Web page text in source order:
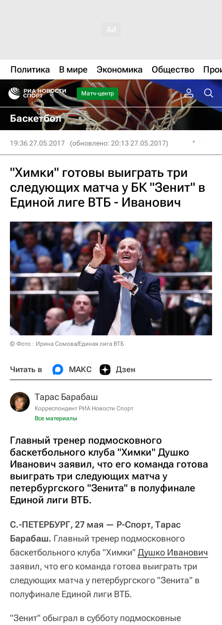
Политика В мире Экономика Общество
Матч-центр
Баскетбол
19:36 27.05.2017 (обновлено: 20:13 27.05.2017)
"Химки" готовы выиграть три
следующих матча у БК "Зенит" в
Единой лиге ВТБ - Иванович
© Фото : Ирина Сомова/Единая лига ВТБ
Читать в МАКС Дзен
Тарас Барабаш
Корреспондент РИА Новости Спорт
Все материалы
Главный тренер подмосковного
баскетбольного клуба "Химки" Душко
Иванович заявил, что его команда готова
выиграть три следующих матча у
петербургского "Зенита" в полуфинале
Единой лиги ВТБ.
С.-ПЕТЕРБУРГ, 27 мая — Р-Спорт, Тарас
Барабаш. Главный тренер подмосковного
баскетбольного клуба "Химки" Душко Иванович
заявил, что его команда готова выиграть три
следующих матча у петербургского "Зенита" в
полуфинале Единой лиги ВТБ.
"Зенит" обыграл в субботу подмосковные